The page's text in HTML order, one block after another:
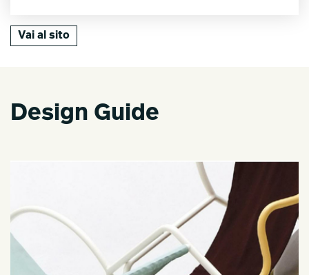
Vai al sito
Design Guide